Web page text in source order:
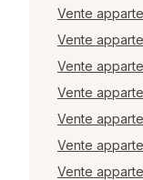
Vente
Vente
Vente
Vente
Vente
Vente
Vente